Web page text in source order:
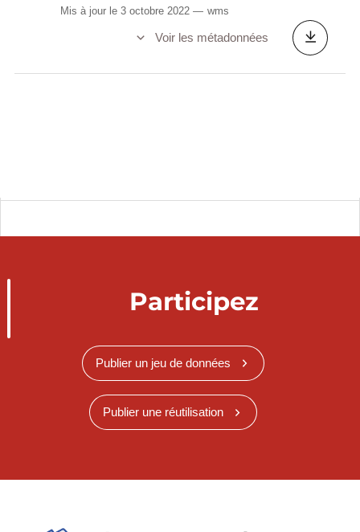
Mis à jour le 3 octobre 2022 wms
Voir les métadonnées
Participez
Publier un jeu de données
Publier une réutilisation